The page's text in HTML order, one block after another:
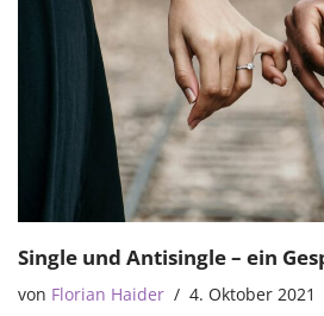
Single und Antisingle – ein
von Florian Haider 4. Oktober 2021